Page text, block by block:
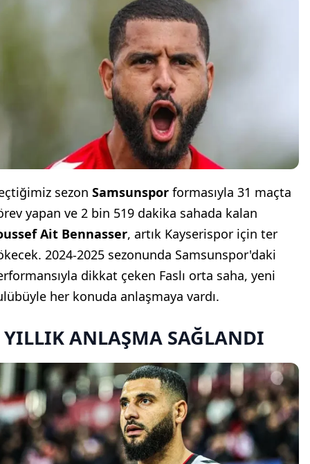
sezon Samsunspor formasıyla 31 maçta
yapan ve 2 bin 519 dakika sahada kalan
Ait Bennasser, artık Kayserispor için ter
2024-2025 sezonunda Samsunspor'daki
dikkat çeken Faslı orta saha, yeni
her konuda anlaşmaya vardı.
YILLIK ANLAŞMA SAĞLANDI